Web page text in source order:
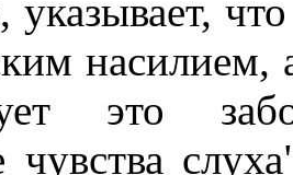
указывает,
это
чувства